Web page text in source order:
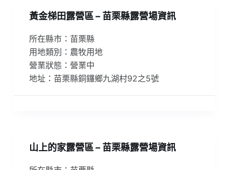
黃金梯田露營區 – 苗栗縣露營場資訊
所在縣市：苗栗縣
用地類別：農牧用地
營業狀態：營業中
地址：苗栗縣銅鑼鄉九湖村92之5號
山上的家露營區 – 苗栗縣露營場資訊